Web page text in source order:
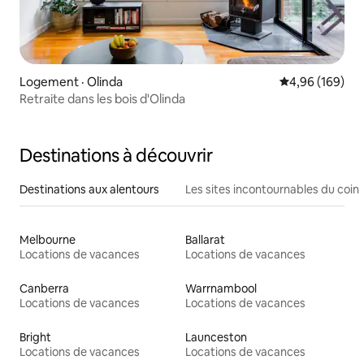
Logement · Olinda Note
4,96 (169)
Retraite dans les bois d'Olinda
Destinations à découvrir
Destinations aux alentours Les sites incontournables du coin
Melbourne
Locations de vacances
Ballarat
Locations de vacances
Canberra
Locations de vacances
Warrnambool
Locations de vacances
Bright
Locations de vacances
Launceston
Locations de vacances